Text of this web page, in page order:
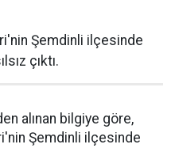
Şemdinli ilçesinde
çıktı.
alınan bilgiye göre,
Şemdinli ilçesinde